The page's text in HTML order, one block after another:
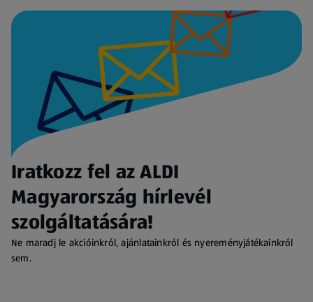
Iratkozz fel az ALDI
Magyarország hírlevél
szolgáltatására!
Ne maradj le akcióinkról, ajánlatainkról és nyereményjátékainkról
sem.